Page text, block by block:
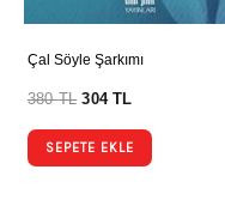
Çal Söyle Şarkımı
380TL 304TL
SEPETE EKLE